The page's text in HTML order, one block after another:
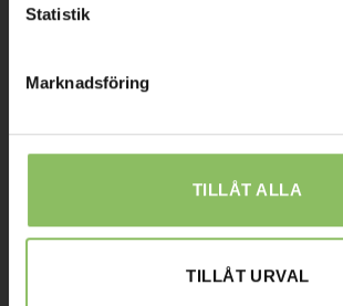
Statistik
Marknadsföring
TILLÅT ALLA
TILLÅT URVAL
Sommaröppettider:
Övriga dagar har vi stängt.